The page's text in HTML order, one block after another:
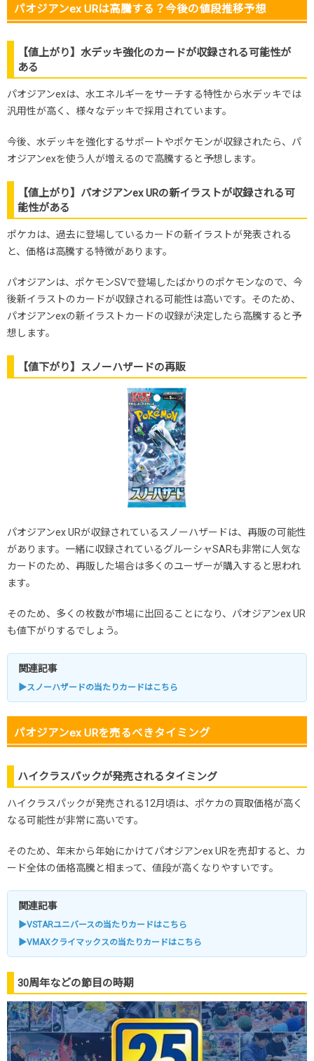
パオジアンex URは高騰する？今後の値段推移予想
【値上がり】水デッキ強化のカードが収録される可能性が
ある
パオジアンexは、水エネルギーをサーチする特性から水デッキでは
汎用性が高く、様々なデッキで採用されています。
今後、水デッキを強化するサポートやポケモンが収録されたら、パ
オジアンexを使う人が増えるので高騰すると予想します。
【値上がり】パオジアンex URの新イラストが収録される可
能性がある
ポケカは、過去に登場しているカードの新イラストが発表される
と、価格は高騰する特徴があります。
パオジアンは、ポケモンSVで登場したばかりのポケモンなので、今
後新イラストのカードが収録される可能性は高いです。そのため、
パオジアンexの新イラストカードの収録が決定したら高騰すると予
想します。
【値下がり】スノーハザードの再販
パオジアンex URが収録されているスノーハザードは、再販の可能性
があります。一緒に収録されているグルーシャSARも非常に人気な
カードのため、再販した場合は多くのユーザーが購入すると思われ
ます。
そのため、多くの枚数が市場に出回ることになり、パオジアンex UR
も値下がりするでしょう。
関連記事
▶スノーハザードの当たりカードはこちら
パオジアンex URを売るべきタイミング
ハイクラスパックが発売されるタイミング
ハイクラスパックが発売される12月頃は、ポケカの買取価格が高く
なる可能性が非常に高いです。
そのため、年末から年始にかけてパオジアンex URを売却すると、カ
ード全体の価格高騰と相まって、値段が高くなりやすいです。
関連記事
▶VSTARユニバースの当たりカードはこちら
▶VMAXクライマックスの当たりカードはこちら
30周年などの節目の時期